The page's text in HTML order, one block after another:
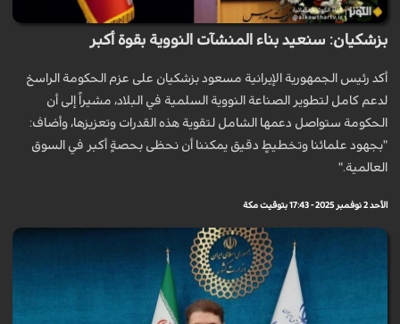
بزشكيان: سنعيد بناء المنشآت النووية بقوة أكبر
أكد رئيس الجمهورية الإيرانية مسعود بزشكيان على عزم الحكومة الراسخ
لدعم كامل لتطوير الصناعة النووية السلمية في البلاد، مشيراً إلى أن
الحكومة ستواصل دعمها الشامل لتقوية هذه القدرات وتعزيزها، وأضاف:
"بجهود علمائنا وتخطيطٍ دقيق يمكننا أن نحظى بحصةٍ أكبر في السوق
العالمية."
الأحد 2 نوفمبر 2025 - 17:43 بتوقيت مكة